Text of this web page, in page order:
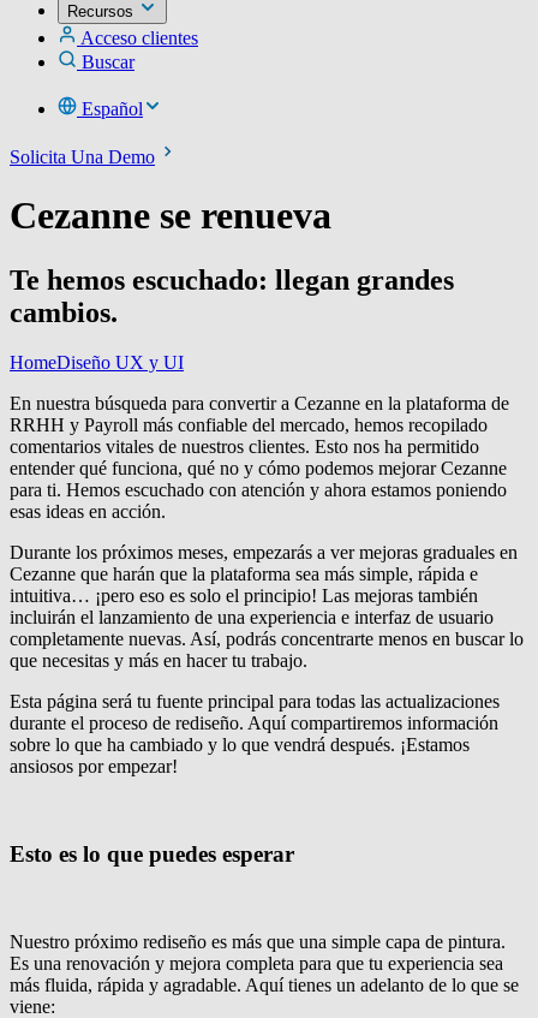
Recursos
Acceso clientes
Buscar
Español
Solicita Una Demo
Cezanne se renueva
Te hemos escuchado: llegan grandes
cambios.
HomeDiseño UX y UI
En nuestra búsqueda para convertir a Cezanne en la plataforma de
RRHH y Payroll más confiable del mercado, hemos recopilado
comentarios vitales de nuestros clientes. Esto nos ha permitido
entender qué funciona, qué no y cómo podemos mejorar Cezanne
para ti. Hemos escuchado con atención y ahora estamos poniendo
esas ideas en acción.
Durante los próximos meses, empezarás a ver mejoras graduales en
Cezanne que harán que la plataforma sea más simple, rápida e
intuitiva… ¡pero eso es solo el principio! Las mejoras también
incluirán el lanzamiento de una experiencia e interfaz de usuario
completamente nuevas. Así, podrás concentrarte menos en buscar lo
que necesitas y más en hacer tu trabajo.
Esta página será tu fuente principal para todas las actualizaciones
durante el proceso de rediseño. Aquí compartiremos información
sobre lo que ha cambiado y lo que vendrá después. ¡Estamos
ansiosos por empezar!
Esto es lo que puedes esperar
Nuestro próximo rediseño es más que una simple capa de pintura.
Es una renovación y mejora completa para que tu experiencia sea
más fluida, rápida y agradable. Aquí tienes un adelanto de lo que se
viene: